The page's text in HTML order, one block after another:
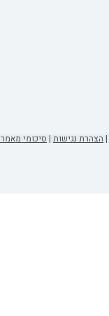
| הצהרת נגישות | סיכומי